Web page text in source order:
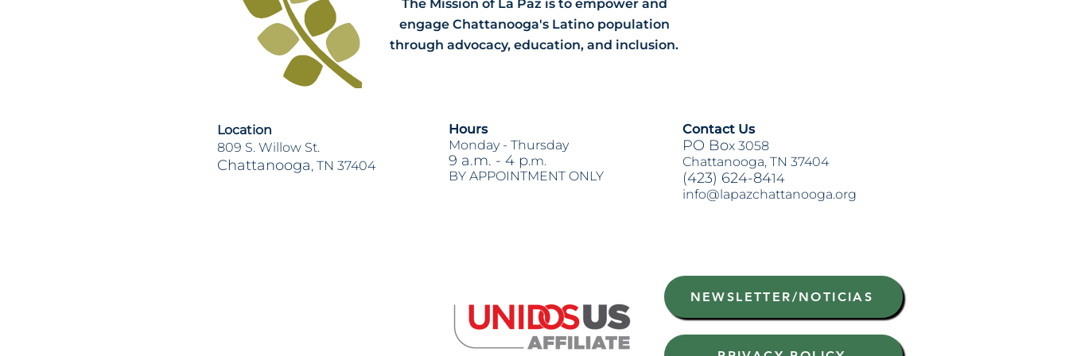
The Mission of La Paz is to empower and
engage Chattanooga's Latino population
through advocacy, education, and inclusion.
Location
809 S. Willow St.
Chattanooga, TN 37404
Hours
Monday - Thursday
9 a.m. - 4 p.m.
BY APPOINTMENT ONLY
Contact Us
PO Box 3058
Chattanooga, TN 37404
(423) 624-8414
info@lapazchattanooga.org
NEWSLETTER/NOTICIAS